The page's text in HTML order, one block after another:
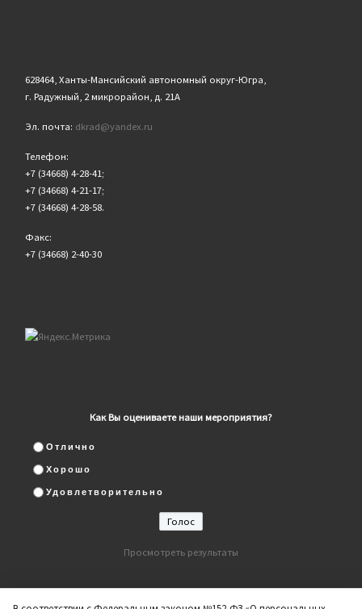
628464, Ханты-Мансийский автономный округ-Югра,
г. Радужный, 2 микрорайон, д. 21А
Эл. почта: dkrad@yandex.ru
Телефон:
+7 (34668) 4-28-41;
+7 (34668) 4-21-17;
+7 (34668) 4-28-58.
Факс:
+7 (34668) 2-40-30
Как Вы оцениваете наши мероприятия?
Отлично
Хорошо
Удовлетворительно
Просмотреть результаты